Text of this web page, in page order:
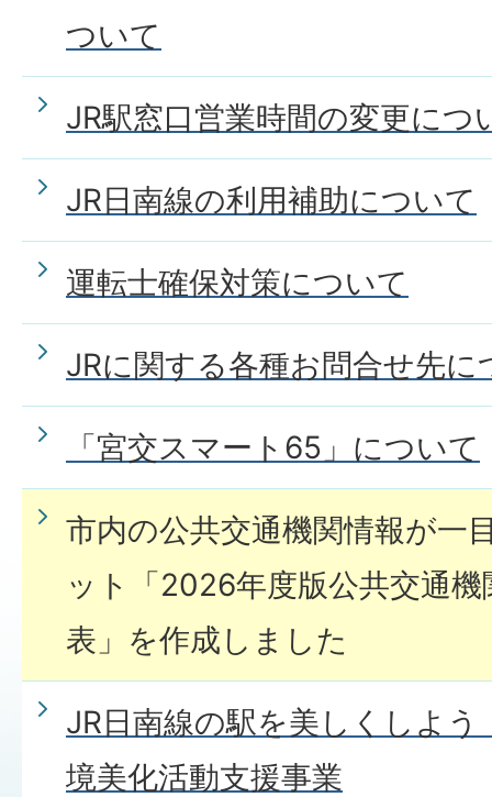
JR日南線の時刻表について
日南市内のJR駅窓口の営業時
ださい。
ついて
JR駅窓口営業時間の変更につ
JR日南線の利用補助について
運転士確保対策について
JRに関する各種お問合せ先に
「宮交スマート65」について
市内の公共交通機関情報が一
ット「2026年度版公共交通
表」を作成しました
JR日南線の駅を美しくしよ
境美化活動支援事業